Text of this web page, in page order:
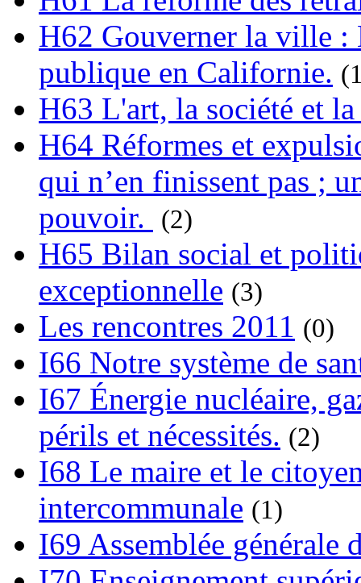
H62 Gouverner la ville :
publique en Californie.
H63 L'art, la société et
H64 Réformes et
qui n’en finissent pas ;
pouvoir.
(2)
H65 Bilan social et
exceptionnelle (3)
Les rencontres 2011 (0)
I66 Notre système de
I67 Énergie nucléaire,
périls et nécessités. (2)
I68 Le maire et le
intercommunale (1)
I69 Assemblée générale